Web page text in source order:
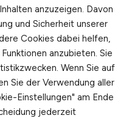
entfalten.
Profile – nicht für
die operative
von
von
anzuzeigen. Davon
und Sicherheit unserer
Cookies dabei helfen,
anzubieten. Sie
Wenn Sie auf
Sie der Verwendung aller
Einstellungen" am Ende
jederzeit